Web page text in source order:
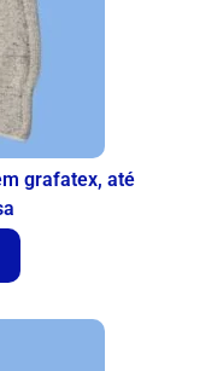
grafatex, até